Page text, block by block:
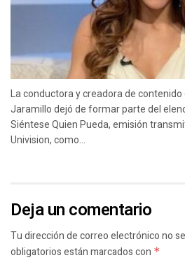
La conductora y creadora de
Jaramillo dejó de formar parte del
Siéntese Quien Pueda, emisión
Univision, como...
Deja un comentario
Tu dirección de correo electrónico no
obligatorios están marcados con *